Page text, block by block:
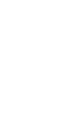
快速地取用瓶内物
孩子们使用起来非
子们保持水分，因
日常使用的严苛
，确保水瓶即使意